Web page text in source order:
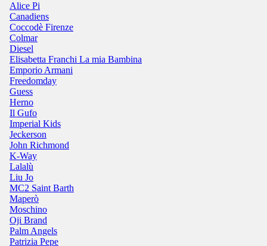
Alice Pi
Canadiens
Coccodè Firenze
Colmar
Diesel
Elisabetta Franchi La mia Bambina
Emporio Armani
Freedomday
Guess
Herno
Il Gufo
Imperial Kids
Jeckerson
John Richmond
K-Way
Lalalù
Liu Jo
MC2 Saint Barth
Maperò
Moschino
Oji Brand
Palm Angels
Patrizia Pepe